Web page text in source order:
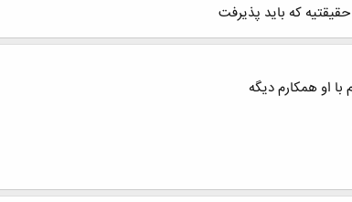
که باید پذیرفت
او همکارم دیگه